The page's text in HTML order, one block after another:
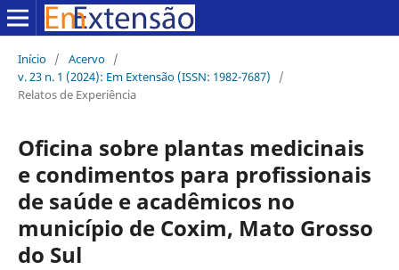
Início / Acervo /
v. 23 n. 1 (2024): Em Extensão (ISSN: 1982-7687)
/
Relatos de Experiência
Oficina sobre plantas medicinais
e condimentos para profissionais
de saúde e acadêmicos no
município de Coxim, Mato Grosso
do Sul